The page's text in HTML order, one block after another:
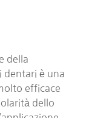
della
dentari è una
efficace
dello